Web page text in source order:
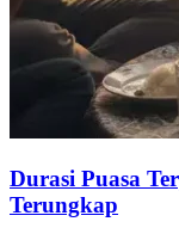
Durasi Puasa
Terungkap